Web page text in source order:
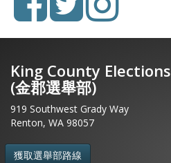
King County Elections
(金郡選舉部)
919 Southwest Grady Way
Renton, WA 98057
獲取選舉部路線